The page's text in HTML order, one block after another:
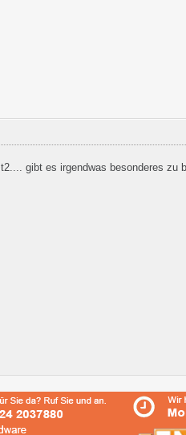
gibt es irgendwas besonderes zu